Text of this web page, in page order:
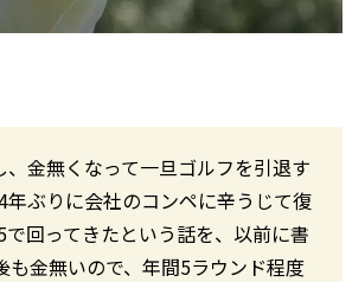
金無くなって一旦ゴルフを引退す
年ぶりに会社のコンペに辛うじて復
回ってきたという話を、以前に書
も金無いので、年間5ラウンド程度